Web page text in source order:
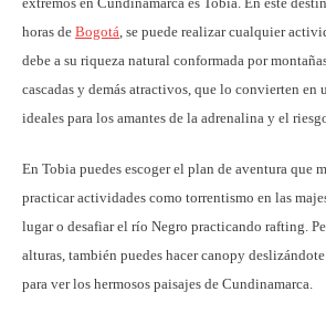
horas de Bogotá , se puede realizar cualquier
debe a su riqueza natural conformada por
cascadas y demás atractivos, que lo convierten en
ideales para los amantes de la adrenalina y el
En Tobia puedes escoger el plan de aventura que
practicar actividades como torrentismo en las
lugar o desafiar el río Negro practicando rafting.
alturas, también puedes hacer canopy
para ver los hermosos paisajes de Cundinamarca.